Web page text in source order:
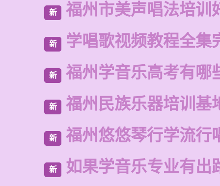
新 福州市美声唱法培训
新 学唱歌视频教程全集
新 福州学音乐高考有哪
新 福州民族乐器培训基
新 福州悠悠琴行学流行
新 如果学音乐专业有出